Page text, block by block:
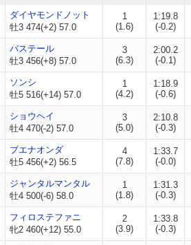
ダイヤモンドノット
牡3 474(+2) 57.0
1
(1.6)
1:19.8
(-0.2)
バステール
牡3 456(+8) 57.0
3
(6.3)
2:00.2
(-0.1)
ソンシ
牡5 516(+14) 57.0
1
(4.2)
1:18.9
(-0.6)
ショウヘイ
牡4 470(-2) 57.0
3
(5.0)
2:10.8
(-0.3)
ブエナオンダ
牡5 456(+2) 56.5
4
(7.8)
1:33.7
(-0.0)
ジャンタルマンタル
牡4 500(-6) 58.0
1
(1.8)
1:31.3
(-0.3)
フィロステファニ
牝2 460(+12) 55.0
2
(3.9)
1:33.8
(-0.3)